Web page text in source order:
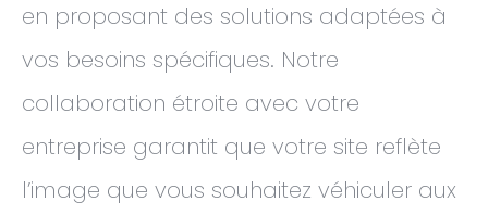
en proposant des solutions adaptées à
vos besoins spécifiques. Notre
collaboration étroite avec votre
entreprise garantit que votre site reflète
l’image que vous souhaitez véhiculer aux